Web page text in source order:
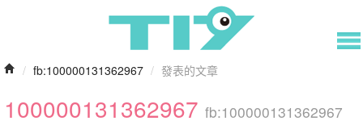
/ fb:100000131362967 / 發表的文章
100000131362967 fb:100000131362967